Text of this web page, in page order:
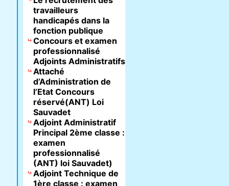
travailleurs
handicapés dans la
fonction publique
Concours et examen
professionnalisé
Adjoints Administratifs
Attaché
d’Administration de
l’Etat Concours
réservé(ANT) Loi
Sauvadet
Adjoint Administratif
Principal 2ème classe :
examen
professionnalisé
(ANT) loi Sauvadet)
Adjoint Technique de
1ère classe : examen